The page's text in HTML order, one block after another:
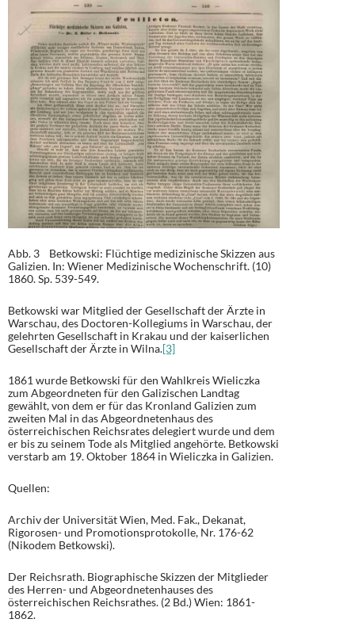
Abb. 3 Betkowski: Flüchtige medizinische Skizzen aus
Galizien. In: Wiener Medizinische Wochenschrift. (10)
1860. Sp. 539-549.
Betkowski war Mitglied der Gesellschaft der Ärzte in
Warschau, des Doctoren-Kollegiums in Warschau, der
gelehrten Gesellschaft in Krakau und der kaiserlichen
Gesellschaft der Ärzte in Wilna.[3]
1861 wurde Betkowski für den Wahlkreis Wieliczka
zum Abgeordneten für den Galizischen Landtag
gewählt, von dem er für das Kronland Galizien zum
zweiten Mal in das Abgeordnetenhaus des
österreichischen Reichsrates delegiert wurde und dem
er bis zu seinem Tode als Mitglied angehörte. Betkowski
verstarb am 19. Oktober 1864 in Wieliczka in Galizien.
Quellen:
Archiv der Universität Wien, Med. Fak., Dekanat,
Rigorosen- und Promotionsprotokolle, Nr. 176-62
(Nikodem Betkowski).
Der Reichsrath. Biographische Skizzen der Mitglieder
des Herren- und Abgeordnetenhauses des
österreichischen Reichsrathes. (2 Bd.) Wien: 1861-
1862.